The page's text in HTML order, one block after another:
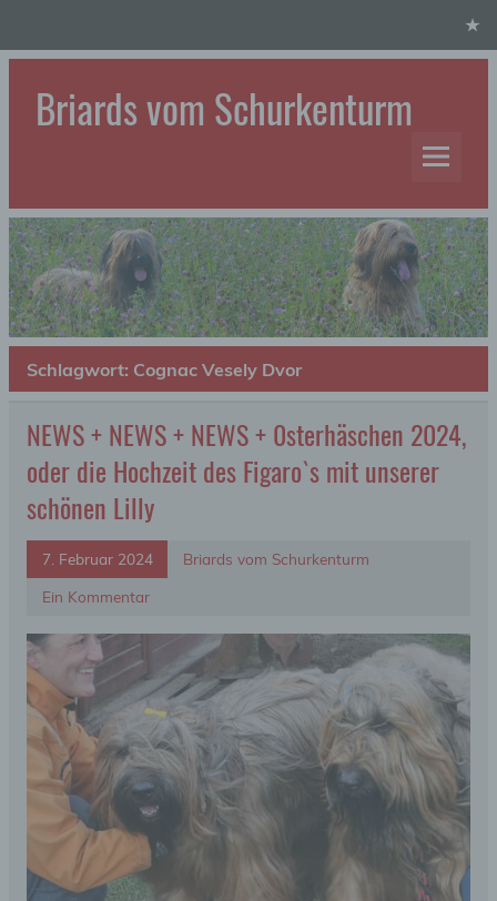
Briards vom Schurkenturm
Schlagwort: Cognac Vesely Dvor
NEWS + NEWS + NEWS + 0sterhäschen 2024,
oder die Hochzeit des Figaro`s mit unserer
schönen Lilly
7. Februar 2024
Briards vom Schurkenturm
Ein Kommentar